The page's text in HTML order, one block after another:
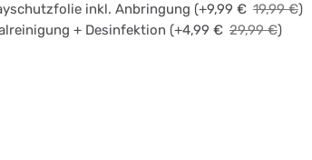
inkl. Anbringung (+9,99 € 19,99€)
+ Desinfektion (+4,99 € 29,99€)